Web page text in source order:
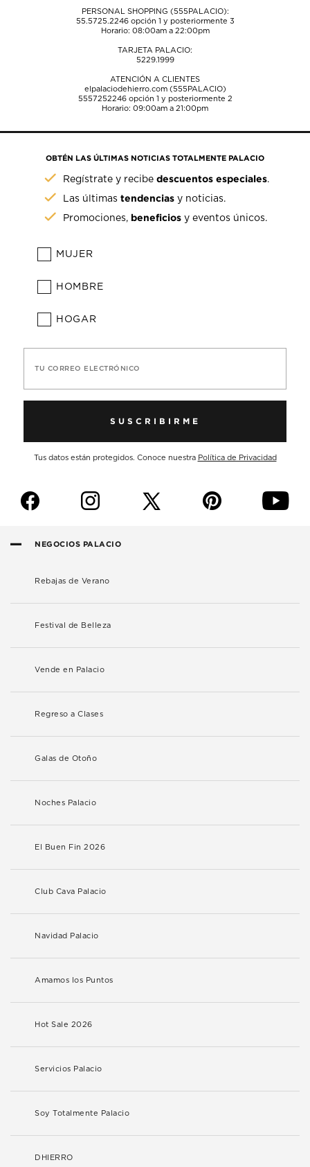
PERSONAL SHOPPING (555PALACIO):
55.5725.2246opción 1 y posteriormente 3
Horario: 08:00am a 22:00pm
TARJETA PALACIO:
5229.1999
ATENCIÓN A CLIENTES
elpalaciodehierro.com (555PALACIO)
5557252246opción 1 y posteriormente 2
Horario: 09:00am a 21:00pm
OBTÉN LAS ÚLTIMAS NOTICIAS TOTALMENTE PALACIO
Regístrate y recibedescuentos especiales.
Las últimastendencias y noticias.
Promociones, beneficios y eventos únicos.
MUJER
HOMBRE
HOGAR
TU CORREO ELECTRÓNICO
SUSCRIBIRME
Tus datos están protegidos. Conoce nuestra Política de Privacidad
f i p y
NEGOCIOS PALACIO
Rebajas de Verano
Festival de Belleza
Vende en Palacio
Regreso a Clases
Galas de Otoño
Noches Palacio
El Buen Fin 2026
Club Cava Palacio
Navidad Palacio
Amamos los Puntos
Hot Sale 2026
Servicios Palacio
Soy Totalmente Palacio
DHIERRO